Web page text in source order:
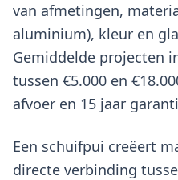
van afmetingen,
aluminium), kleur en
Gemiddelde projecten
tussen €5.000 en
afvoer en 15 jaar
Een schuifpui creëert
directe verbinding